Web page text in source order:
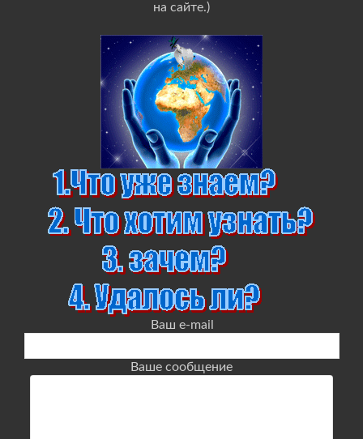
на сайте.)
Ваш e-mail
Ваше сообщение